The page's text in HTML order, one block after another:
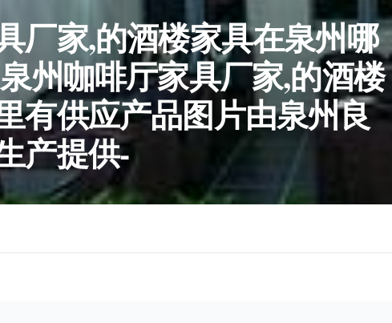
厂家,的酒楼家具在泉州哪
州咖啡厅家具厂家,的酒楼
有供应产品图片由泉州良
产提供-